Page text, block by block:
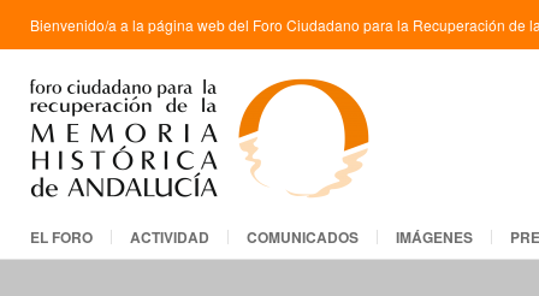
Bienvenido/a a la página web del Foro Ciudadano para la Recuperación de
EL FORO ACTIVIDAD COMUNICADOS IMÁGENES